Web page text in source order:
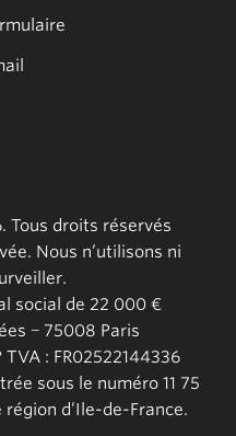
Tous droits réservés
Nous n’utilisons ni
social de 22 000 €
− 75008 Paris
TVA : FR02522144336
sous le numéro 11 75
d’Ile-de-France.